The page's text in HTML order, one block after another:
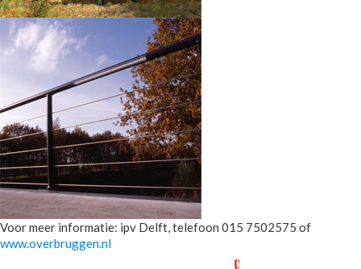
Voor meer informatie: ipv Delft, telefoon 015 7502575 of
www.overbruggen.nl